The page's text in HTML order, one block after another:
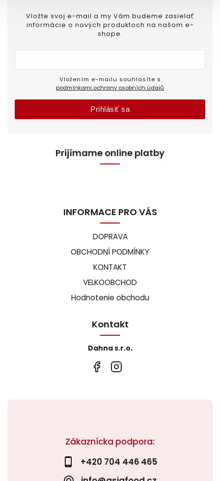
Zákaznícka podpora:
+420 704 446 465
Vložte svoj e-mail a my Vám budeme zasielať
informácie o nových produktoch na našom e-
shope.
podmínkami ochrany osobních údajů
Prihlásiť sa
Prijímame online platby
INFORMACE PRO VÁS
DOPRAVA
OBCHODNÍ PODMÍNKY
KONTAKT
VELKOOBCHOD
Hodnotenie obchodu
Kontakt
Dahna s.r.o.